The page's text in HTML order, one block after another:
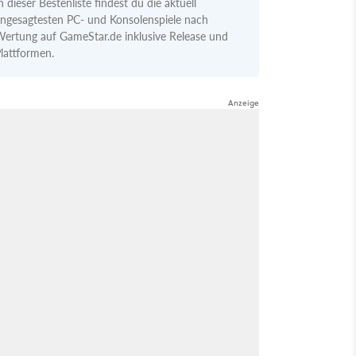
PC- und Konsolenspiele nach
auf GameStar.de inklusive Release und